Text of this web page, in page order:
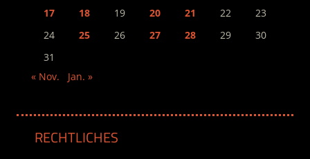
17
18 19 20 21 22
23
24
25 26 27 28 29
30
31
« Nov.
Jan. »
RECHTLICHES